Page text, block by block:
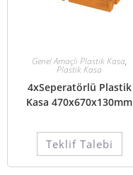
Genel Amaçlı Plastik Kasa,
Plastik Kasa
4xSeperatörlü Plastik
Kasa 470x670x130mm
Teklif Talebi